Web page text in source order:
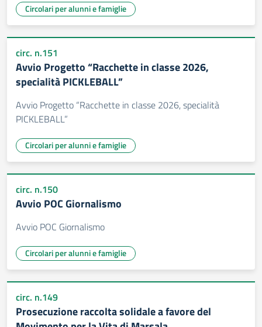
Circolari per alunni e famiglie
circ. n.151
Avvio Progetto “Racchette in classe 2026,
specialità PICKLEBALL”
Avvio Progetto “Racchette in classe 2026, specialità
PICKLEBALL”
Circolari per alunni e famiglie
circ. n.150
Avvio POC Giornalismo
Avvio POC Giornalismo
Circolari per alunni e famiglie
circ. n.149
Prosecuzione raccolta solidale a favore del